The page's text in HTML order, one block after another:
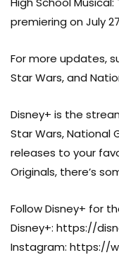
Season 4
EPISODES: 8
premiering on July
For more updates,
Star Wars, and
Disney+ is the
Star Wars, National
releases to your
Originals, there’s
Follow Disney+ for
Disney+: https://
Instagram: https://